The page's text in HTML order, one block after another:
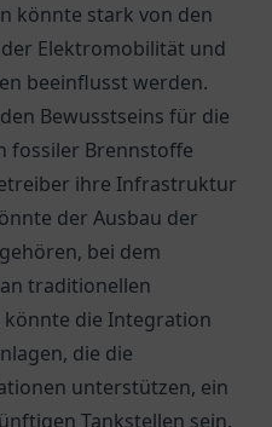
könnte stark von den
Elektromobilität und
beeinflusst werden.
Bewusstseins für die
fossiler Brennstoffe
ihre Infrastruktur
der Ausbau der
bei dem
traditionellen
könnte die Integration
die die
unterstützen, ein
Tankstellen sein.